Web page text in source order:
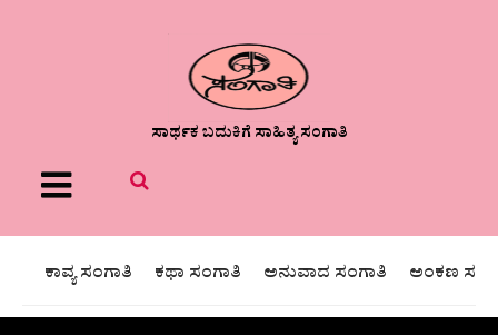
ಸಾರ್ಥಕ ಬದುಕಿಗೆ ಸಾಹಿತ್ಯ ಸಂಗಾತಿ
Menu
ಕಾವ್ಯ ಸಂಗಾತಿ ಕಥಾ ಸಂಗಾತಿ ಅನುವಾದ ಸಂಗಾತಿ ಅಂಕಣ